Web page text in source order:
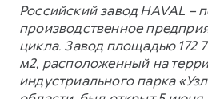
Российский завод HAVAL –
производственное
цикла. Завод площадью 172
м2, расположенный на
индустриального парка